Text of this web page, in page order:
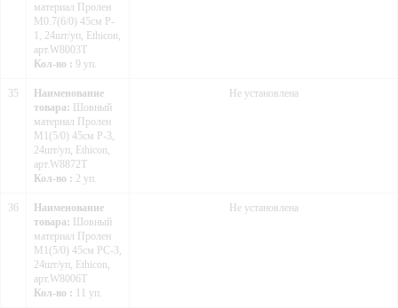
материал Пролен
М0.7(6/0) 45см P-
1, 24шт/уп, Ethicon,
арт.W8003Т
Кол-во : 9 уп.
35
Наименование
товара: Шовный
материал Пролен
М1(5/0) 45см P-3,
24шт/уп, Ethicon,
арт.W8872T
Кол-во : 2 уп.
Не установлена
36
Наименование
товара: Шовный
материал Пролен
М1(5/0) 45см PC-3,
24шт/уп, Ethicon,
арт.W8006Т
Кол-во : 11 уп.
Не установлена